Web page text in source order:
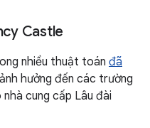
Castle
nhiều thuật toán đã
hưởng đến các trường
cung cấp Lâu đài